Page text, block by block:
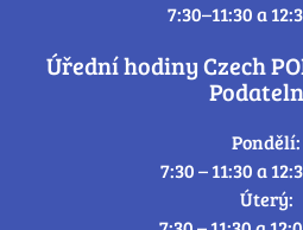
7:30–11:30 a
Úřední hodiny Czech
Pondělí:
7:30 – 11:30 a
Úterý: